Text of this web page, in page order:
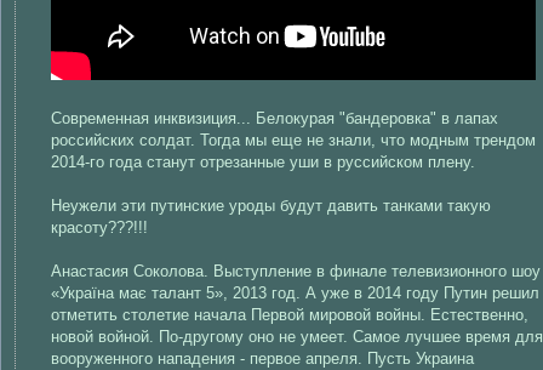
Современная инквизиция... Белокурая "бандеровка" в лапах
российских солдат. Тогда мы еще не знали, что модным трендом
2014-го года станут отрезанные уши в руссийском плену.
Неужели эти путинские уроды будут давить танками такую
красоту???!!!
Анастасия Соколова. Выступление в финале телевизионного шоу
«Україна має талант 5», 2013 год. А уже в 2014 году Путин решил
отметить столетие начала Первой мировой войны. Естественно,
новой войной. По-другому оно не умеет. Самое лучшее время для
вооруженного нападения - первое апреля. Пусть Украина